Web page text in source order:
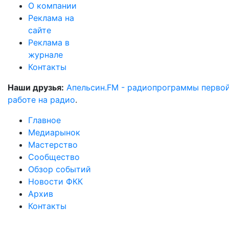
О компании
Реклама на
сайте
Реклама в
журнале
Контакты
Наши друзья: Апельсин.FM - радиопрограммы
работе на радио.
Главное
Медиарынок
Мастерство
Сообщество
Обзор событий
Новости ФКК
Архив
Контакты